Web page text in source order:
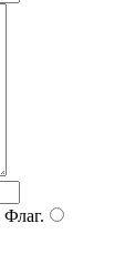
Флаг.